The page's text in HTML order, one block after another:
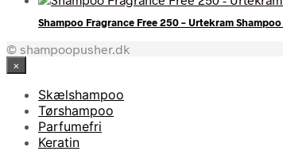
Shampoo Fragrance Free 250 – Urtekram Shampoo
© shampoopusher.dk
×
Skælshampoo
Tørshampoo
Parfumefri
Keratin